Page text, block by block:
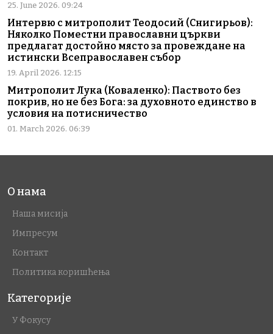
25. June 2026. 09:24
Интервю с митрополит Теодосий (Снигирьов):
Няколко Поместни православни църкви
предлагат достойно място за провеждане на
истински Всеправославен събор
19. April 2026. 12:15
Митрополит Лука (Коваленко): Паството без
покрив, но не без Бога: за духовното единство в
условия на потисничество
01. March 2026. 06:39
О нама
Наша мисија
Импресум
Контакт
Политика коришћења
Категорије
У Фокусу